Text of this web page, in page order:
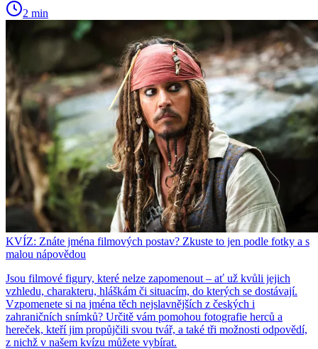
2 min
KVÍZ: Znáte jména filmových postav? Zkuste to jen podle fotky a s
malou nápovědou
Jsou filmové figury, které nelze zapomenout – ať už kvůli jejich
vzhledu, charakteru, hláškám či situacím, do kterých se dostávají.
Vzpomenete si na jména těch nejslavnějších z českých i
zahraničních snímků? Určitě vám pomohou fotografie herců a
hereček, kteří jim propůjčili svou tvář, a také tři možnosti odpovědí,
z nichž v našem kvízu můžete vybírat.